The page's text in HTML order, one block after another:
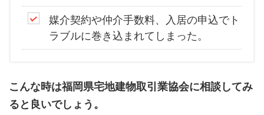
媒介契約や仲介手数料、入居の申込でト
ラブルに巻き込まれてしまった。
こんな時は福岡県宅地建物取引業協会に相談してみ
ると良いでしょう。